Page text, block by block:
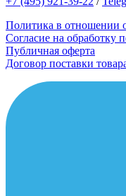
Политика в отношении
Согласие на обработку
Публичная оферта
Договор поставки